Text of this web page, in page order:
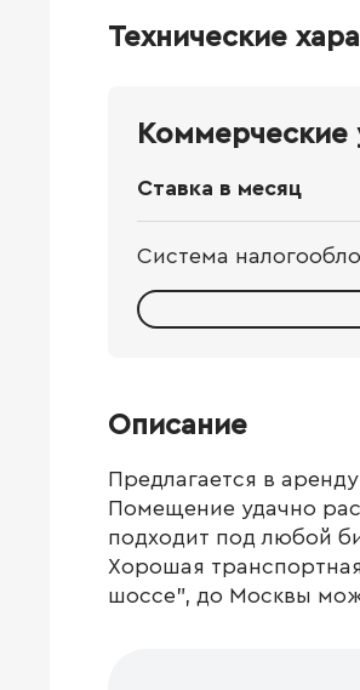
Технические
Коммерческие
Ставка в месяц
Система
Описание
Предлагается в
Помещение удачно
подходит под любой
Хорошая
шоссе", до Москвы